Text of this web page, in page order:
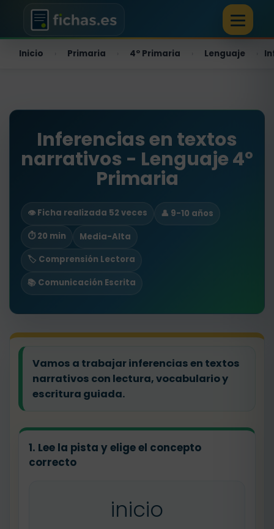
Inicio Primaria 4º Primaria Lenguaje
Inferencias en textos
narrativos - Lenguaje 4º
Primaria
👁️ Ficha realizada 52 veces
👤 9-10 años
⏱ 20 min
Media-Alta
🏷️ Comprensión Lectora
📚 Comunicación Escrita
Vamos a trabajar inferencias en textos
narrativos con lectura, vocabulario y
escritura guiada.
1. Lee la pista y elige el concepto
correcto
inicio